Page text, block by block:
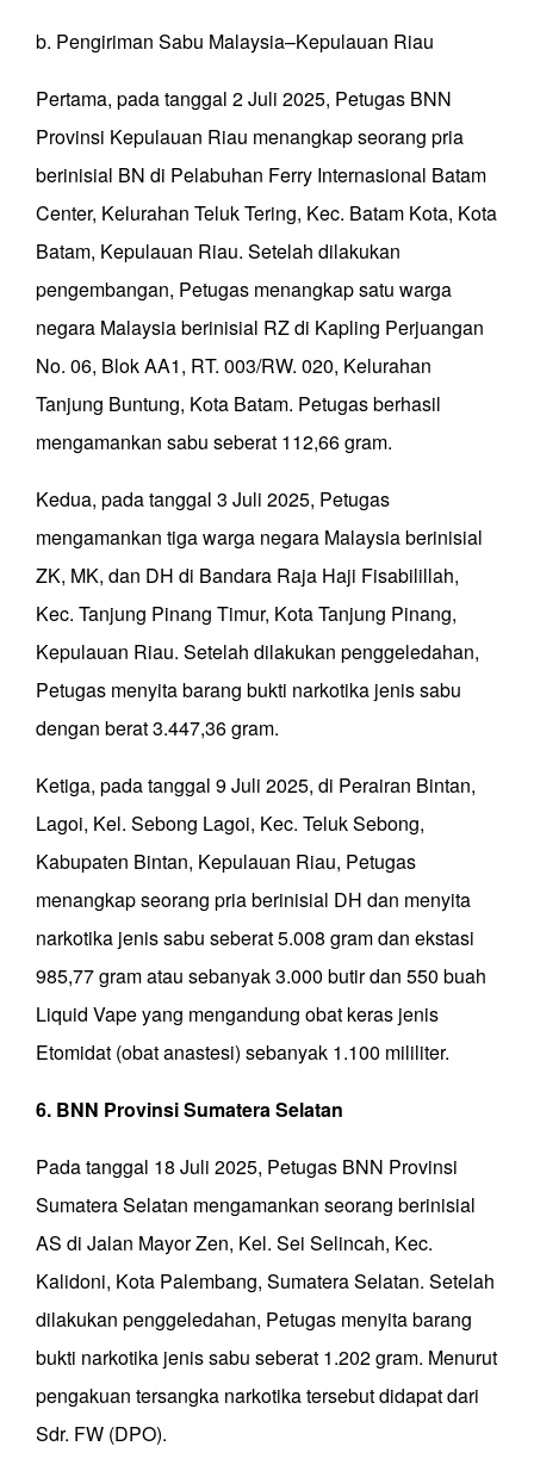
b. Pengiriman Sabu Malaysia–Kepulauan Riau
Pertama, pada tanggal 2 Juli 2025, Petugas BNN
Provinsi Kepulauan Riau menangkap seorang pria
berinisial BN di Pelabuhan Ferry Internasional Batam
Center, Kelurahan Teluk Tering, Kec. Batam Kota, Kota
Batam, Kepulauan Riau. Setelah dilakukan
pengembangan, Petugas menangkap satu warga
negara Malaysia berinisial RZ di Kapling Perjuangan
No. 06, Blok AA1, RT. 003/RW. 020, Kelurahan
Tanjung Buntung, Kota Batam. Petugas berhasil
mengamankan sabu seberat 112,66 gram.
Kedua, pada tanggal 3 Juli 2025, Petugas
mengamankan tiga warga negara Malaysia berinisial
ZK, MK, dan DH di Bandara Raja Haji Fisabilillah,
Kec. Tanjung Pinang Timur, Kota Tanjung Pinang,
Kepulauan Riau. Setelah dilakukan penggeledahan,
Petugas menyita barang bukti narkotika jenis sabu
dengan berat 3.447,36 gram.
Ketiga, pada tanggal 9 Juli 2025, di Perairan Bintan,
Lagoi, Kel. Sebong Lagoi, Kec. Teluk Sebong,
Kabupaten Bintan, Kepulauan Riau, Petugas
menangkap seorang pria berinisial DH dan menyita
narkotika jenis sabu seberat 5.008 gram dan ekstasi
985,77 gram atau sebanyak 3.000 butir dan 550 buah
Liquid Vape yang mengandung obat keras jenis
Etomidat (obat anastesi) sebanyak 1.100 mililiter.
6. BNN Provinsi Sumatera Selatan
Pada tanggal 18 Juli 2025, Petugas BNN Provinsi
Sumatera Selatan mengamankan seorang berinisial
AS di Jalan Mayor Zen, Kel. Sei Selincah, Kec.
Kalidoni, Kota Palembang, Sumatera Selatan. Setelah
dilakukan penggeledahan, Petugas menyita barang
bukti narkotika jenis sabu seberat 1.202 gram. Menurut
pengakuan tersangka narkotika tersebut didapat dari
Sdr. FW (DPO).